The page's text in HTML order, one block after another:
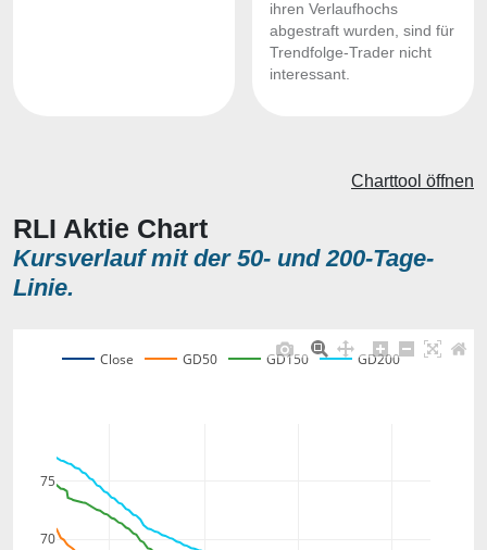
ihren Verlaufhochs
abgestraft wurden, sind für
Trendfolge-Trader nicht
interessant.
RLI Aktie Chart
Kursverlauf mit der 50- und 200-Tage-
Linie.
Charttool öffnen
70
75
Close GD50 GD150 GD200